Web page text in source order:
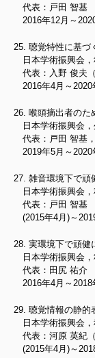
代表：戸田 智基
2016年12月～
聴覚特性に基づ
日本学術振興会，
代表：入野 俊夫
2016年4月～2020
喉頭摘出者のた
日本学術振興会，
代表：戸田 智基
2019年5月～2020
雑音環境下で頑
日本学術振興会，
代表：戸田 智基
(2015年4月)～
実環境下で頑健
日本学術振興会，
代表：田尻 祐介
2016年4月～2018
聴覚情報の静的
日本学術振興会，
代表：河原 英紀
(2015年4月)～